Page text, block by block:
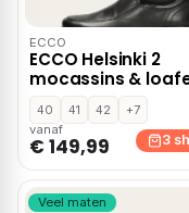
ECCO
ECCO Helsinki 2
mocassins &
Zwart
40 41 42
+7
vanaf
€ 149,99 3
Veel maten